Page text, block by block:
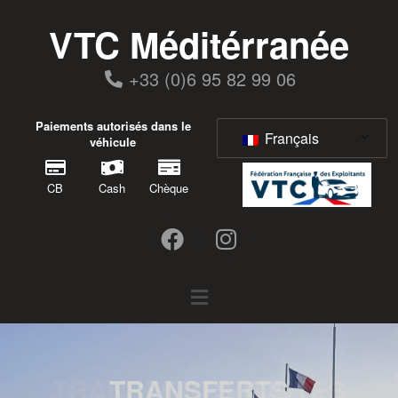
VTC Méditérranée
+33 (0)6 95 82 99 06
Paiements autorisés dans le
véhicule
CB Cash Chèque
Français
F
a
b
k
I
n
a
a
Menu
TRANSFERTS TOUTES
TRANSFERTS
TRANSFERTS GARE DE
TRANSFERTS SAINT-